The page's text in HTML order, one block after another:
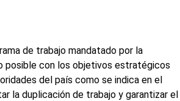
de trabajo mandatado por la
posible con los objetivos estratégicos
del país como se indica en el
la duplicación de trabajo y garantizar el